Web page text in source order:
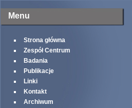
Menu
Strona główna
Zespół Centrum
Badania
Publikacje
Linki
Kontakt
Archiwum